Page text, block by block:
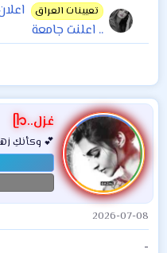
تعيينات العراق
.. اعلنت جامعة
الشعب عن فتح
للتعيين على
غزل..ᥫ᭡
💕 وكأنكِ
2026-07-08
-